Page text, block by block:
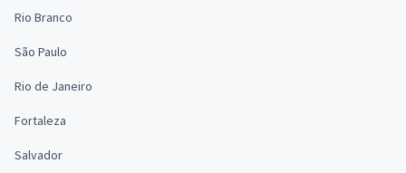
Rio Branco
São Paulo
Rio de Janeiro
Fortaleza
Salvador